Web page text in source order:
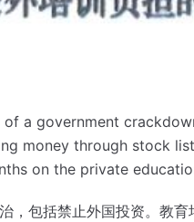
a government
money through stock
on the private
，包括禁止外国投资。 教育